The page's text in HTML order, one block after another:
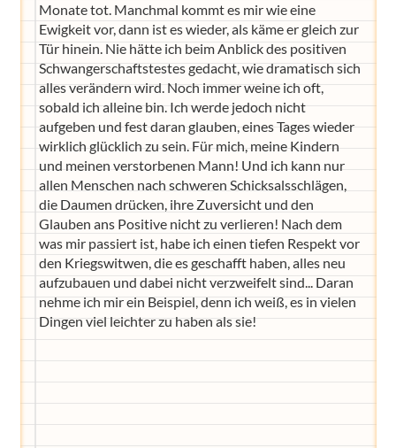
Monate tot. Manchmal kommt es mir wie eine
Ewigkeit vor, dann ist es wieder, als käme er gleich zur
Tür hinein. Nie hätte ich beim Anblick des positiven
Schwangerschaftstestes gedacht, wie dramatisch sich
alles verändern wird. Noch immer weine ich oft,
sobald ich alleine bin. Ich werde jedoch nicht
aufgeben und fest daran glauben, eines Tages wieder
wirklich glücklich zu sein. Für mich, meine Kindern
und meinen verstorbenen Mann! Und ich kann nur
allen Menschen nach schweren Schicksalsschlägen,
die Daumen drücken, ihre Zuversicht und den
Glauben ans Positive nicht zu verlieren! Nach dem
was mir passiert ist, habe ich einen tiefen Respekt vor
den Kriegswitwen, die es geschafft haben, alles neu
aufzubauen und dabei nicht verzweifelt sind... Daran
nehme ich mir ein Beispiel, denn ich weiß, es in vielen
Dingen viel leichter zu haben als sie!